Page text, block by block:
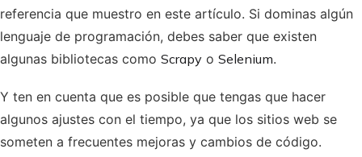
referencia que muestro en este artículo. Si dominas algún
lenguaje de programación, debes saber que existen
algunas bibliotecas como Scrapy o Selenium.
Y ten en cuenta que es posible que tengas que hacer
algunos ajustes con el tiempo, ya que los sitios web se
someten a frecuentes mejoras y cambios de código.